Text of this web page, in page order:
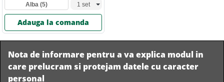
Alba (5)
Adauga la comanda
Nota de informare pentru a va explica modul in
care prelucram si protejam datele cu caracter
personal